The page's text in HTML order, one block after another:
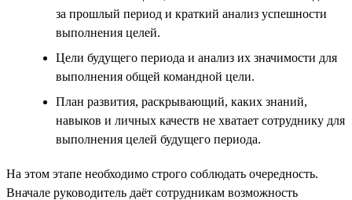
за прошлый период и краткий анализ успешности
выполнения целей.
Цели будущего периода и анализ их значимости для
выполнения общей командной цели.
План развития, раскрывающий, каких знаний,
навыков и личных качеств не хватает сотруднику для
выполнения целей будущего периода.
На этом этапе необходимо строго соблюдать очередность.
Вначале руководитель даёт сотрудникам возможность